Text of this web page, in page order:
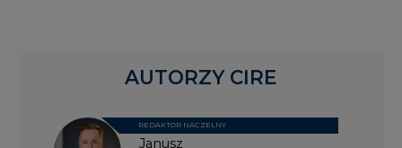
Janusz
REDAKTOR NACZELNY
AUTORZY CIRE